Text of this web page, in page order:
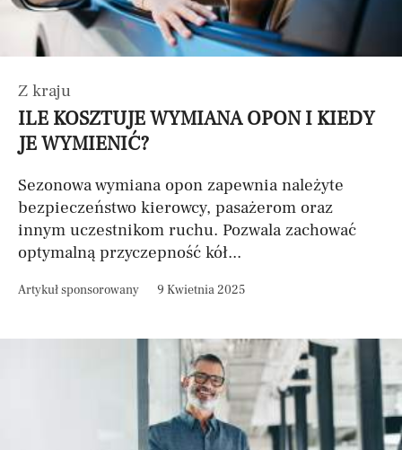
Z kraju
ILE KOSZTUJE WYMIANA OPON I KIEDY
JE WYMIENIĆ?
Sezonowa wymiana opon zapewnia należyte
bezpieczeństwo kierowcy, pasażerom oraz
innym uczestnikom ruchu. Pozwala zachować
optymalną przyczepność kół...
Artykuł sponsorowany 9 Kwietnia 2025